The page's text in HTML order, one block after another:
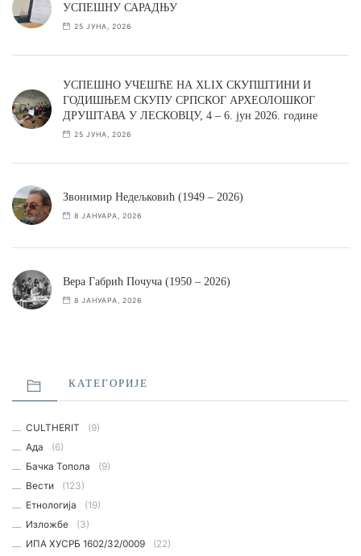
УСПЕШНУ САРАДЊУ
25 ЈУНА, 2026
УСПЕШНО УЧЕШЋЕ НА XLIX СКУПШТИНИ И
ГОДИШЊЕМ СКУПУ СРПСКОГ АРХЕОЛОШКОГ
ДРУШТАВА У ЛЕСКОВЦУ, 4 – 6. јун 2026. године
25 ЈУНА, 2026
Звонимир Недељковић (1949 – 2026)
8 ЈАНУАРА, 2026
Вера Габрић Почуча (1950 – 2026)
8 ЈАНУАРА, 2026
КАТЕГОРИЈЕ
CULTHERIT
(9)
Ада
(6)
Бачка Топола
(9)
Вести
(123)
Етнологијa
(19)
Изложбе
(3)
ИПА ХУСРБ 1602/32/0009
(22)